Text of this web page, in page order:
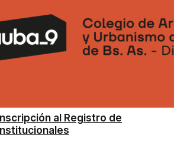
al Registro de